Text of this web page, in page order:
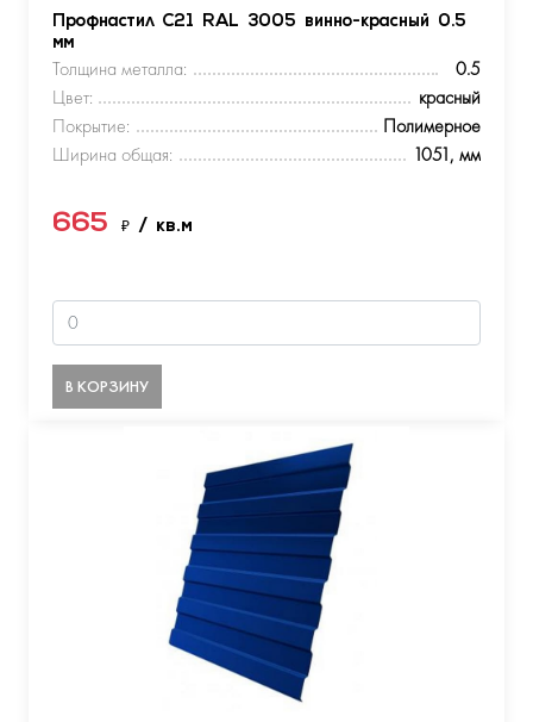
Профнастил С21 RAL 3005 винно-красный 0.5
мм
Толщина металла:
0.5
Цвет:
красный
Покрытие:
Полимерное
Ширина общая:
1051, мм
665 ₽ / кв.м
В КОРЗИНУ